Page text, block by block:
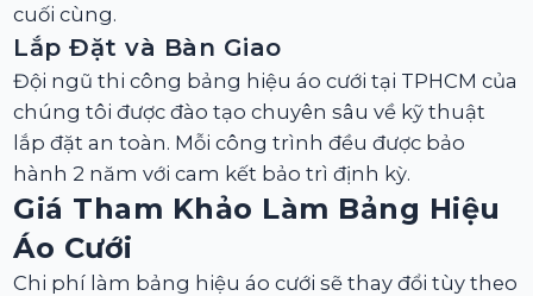
cuối cùng.
Lắp Đặt và Bàn Giao
Đội ngũ thi công bảng hiệu áo cưới tại TPHCM của
chúng tôi được đào tạo chuyên sâu về kỹ thuật
lắp đặt an toàn. Mỗi công trình đều được bảo
hành 2 năm với cam kết bảo trì định kỳ.
Giá Tham Khảo Làm Bảng Hiệu
Áo Cưới
Chi phí làm bảng hiệu áo cưới sẽ thay đổi tùy theo